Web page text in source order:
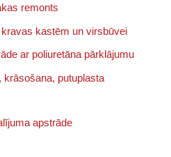
remonts
kastēm un virsbūvei
ar poliuretāna pārklājumu
krāsošana, putuplasta
apstrāde